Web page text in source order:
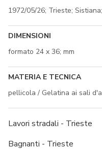
1972/05/26; Trieste;
DIMENSIONI
formato 24 x 36; mm
MATERIA E TECNICA
pellicola / Gelatina ai sali
Lavori stradali - Trieste
Bagnanti - Trieste